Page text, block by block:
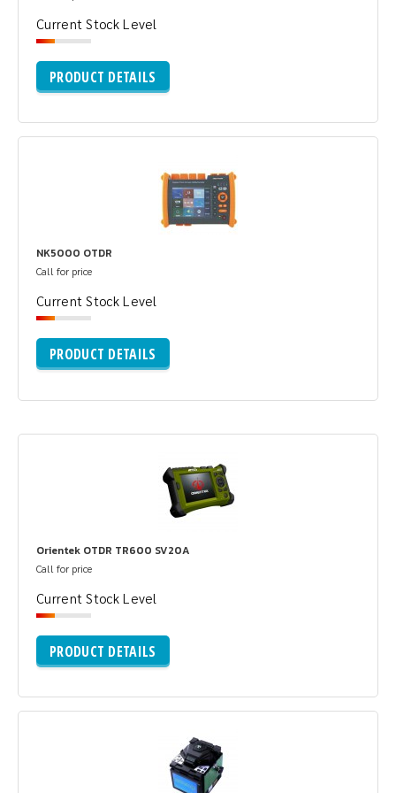
Current Stock Level
PRODUCT DETAILS
NK5000 OTDR
Call for price
Current Stock Level
PRODUCT DETAILS
Orientek OTDR TR600 SV20A
Call for price
Current Stock Level
PRODUCT DETAILS